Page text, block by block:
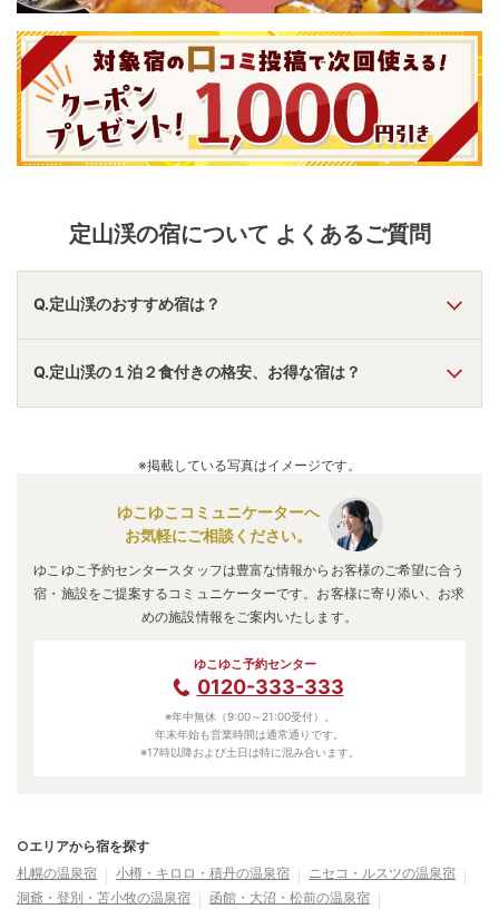
定山渓の宿について よくあるご質問
Q.定山渓のおすすめ宿は？
A.「定山渓ビューホテル」・「
定山渓万世閣ホテルミリオー
ネ 」 ・「 定山渓 ゆらく草庵（共立リゾート）
館・ホテルがおすすめの宿泊先です。
Q.定山渓の１泊２食付きの格安、お得な宿は？
泊まれる宿泊先です。※掲載している写真はイメージです。
ゆこゆこコミュニケーターへ
お気軽にご相談ください。
ゆこゆこ予約センタースタッフは豊富な情報からお客様のご希望に合う
宿・施設をご提案するコミュニケーターです。お客様に寄り添い、お求
めの施設情報をご案内いたします。
ゆこゆこ予約センター
0120-333-333
※年中無休（9:00～21:00受付）。
年末年始も営業時間は通常通りです。
※17時以降および土日は特に混み合います。
○エリアから宿を探す
札幌の温泉宿
小樽・キロロ・積丹の温泉宿
ニセコ・ルスツの温泉宿
洞爺・登別・苫小牧の温泉宿
函館・大沼・松前の温泉宿